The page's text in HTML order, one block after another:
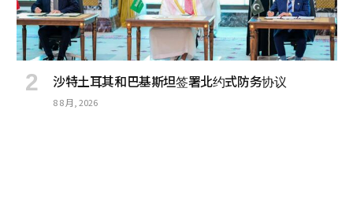
沙特土耳其和巴基斯坦签署北约式防务协议
8 8 月, 2026